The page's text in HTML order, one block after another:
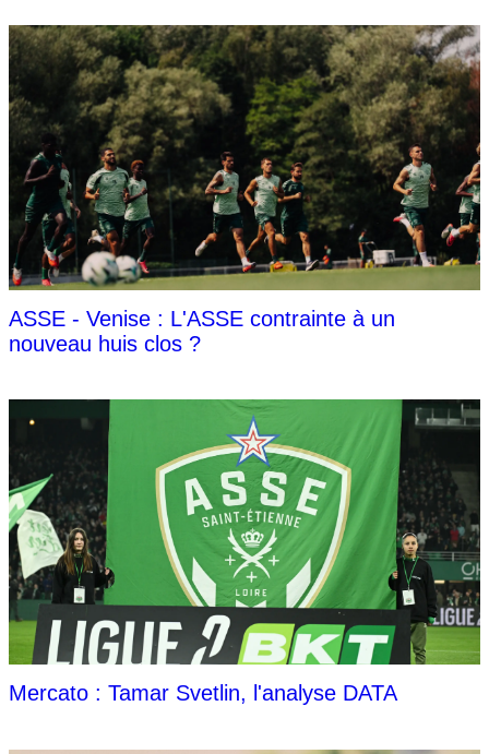
ASSE - Venise : L'ASSE contrainte à un
nouveau huis clos ?
Mercato : Tamar Svetlin, l'analyse DATA